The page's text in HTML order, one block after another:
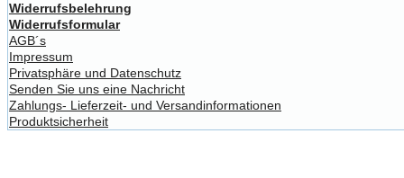
Widerrufsbelehrung
Widerrufsformular
AGB´s
Impressum
Privatsphäre und Datenschutz
Senden Sie uns eine Nachricht
Zahlungs- Lieferzeit- und Versandinformationen
Produktsicherheit